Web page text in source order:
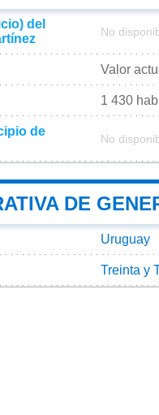
del
No
Valor
1 430
de
No
DE
Uruguay
Treinta y